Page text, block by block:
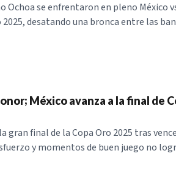
Ochoa se enfrentaron en pleno México
desatando una bronca entre las
México avanza a la final de
gran final de la Copa Oro 2025 tras
y momentos de buen juego no